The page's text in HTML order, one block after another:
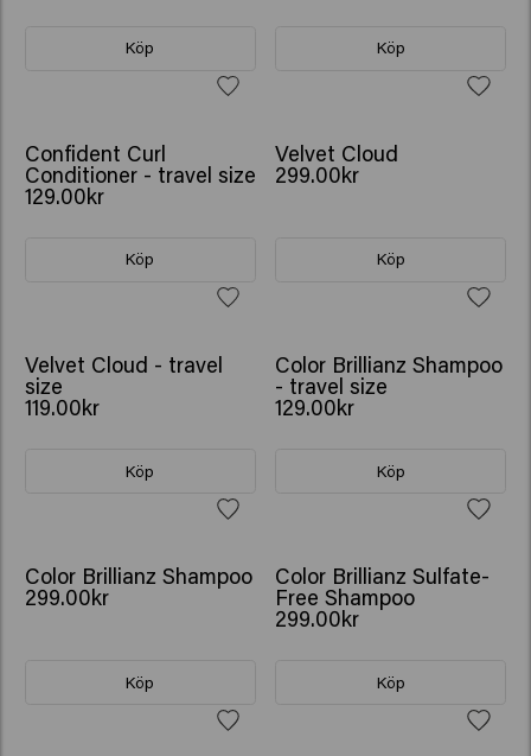
Köp Köp
Confident Curl
Conditioner - travel size
129.00kr
Köp
Velvet Cloud
299.00kr
Köp
Velvet Cloud - travel
size
119.00kr
Köp
Color Brillianz Shampoo
- travel size
129.00kr
Köp
Color Brillianz Shampoo
299.00kr
Köp
Color Brillianz Sulfate-
Free Shampoo
299.00kr
Köp